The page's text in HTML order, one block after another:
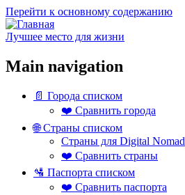
Перейти к основному содержанию
Лучшее место для жизни
Main navigation
📄 Города списком
❤️ Сравнить города
🌐 Страны списком
Страны для Digital Nomad
❤️ Сравнить страны
🛂 Паспорта списком
❤️ Сравнить паспорта